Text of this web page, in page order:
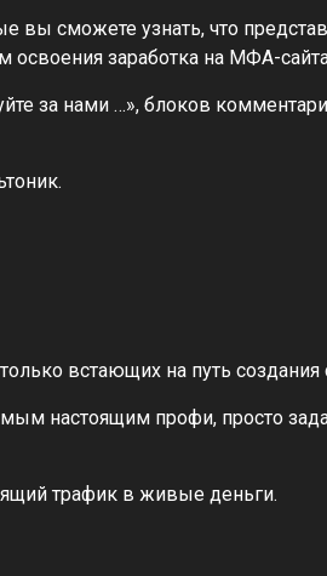
вы сможете узнать, что
заработка на МФА-
за нами …», блоков
встающих на путь создания
настоящим профи, просто
трафик в живые деньги.